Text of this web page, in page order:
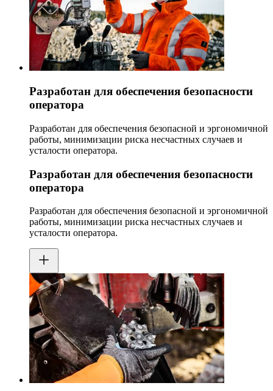
Разработан для обеспечения безопасности
оператора
Разработан для обеспечения безопасной и эргономичной
работы, минимизации риска несчастных случаев и
усталости оператора.
Разработан для обеспечения безопасности
оператора
Разработан для обеспечения безопасной и эргономичной
работы, минимизации риска несчастных случаев и
усталости оператора.